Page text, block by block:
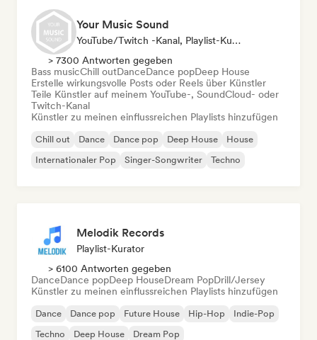
Your Music Sound
YouTube/Twitch -Kanal, Playlist-Kurator, Social Media Influencer
> 7300 Antworten gegeben
Bass musicChill outDanceDance popDeep House
Erstelle wirkungsvolle Posts oder Reels über Künstler
Teile Künstler auf meinem YouTube-, SoundCloud- oder
Twitch-Kanal
Künstler zu meinen einflussreichen Playlists hinzufügen
Chill out Dance Dance pop Deep House
House
Internationaler Pop
Singer-Songwriter Techno
Melodik Records
Playlist-Kurator
> 6100 Antworten gegeben
DanceDance popDeep HouseDream PopDrill/Jersey
Künstler zu meinen einflussreichen Playlists hinzufügen
Dance Dance pop Future House Hip-Hop
Indie-Pop
Techno
Deep House Dream Pop